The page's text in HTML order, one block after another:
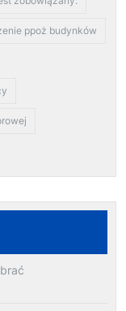
ppoż budynków